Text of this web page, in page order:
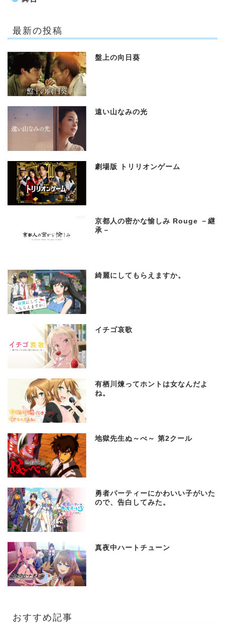
最新の投稿
盤上の向日葵
遠い山なみの光
劇場版 トリリオンゲーム
京都人の密かな愉しみ Rouge －継
承－
綺麗にしてもらえますか。
イチゴ哀歌
有栖川煉ってホントは女なんだよ
ね。
地獄先生ぬ～べ～ 第2クール
勇者パーティーにかわいい子がいた
ので、告白してみた。
真夜中ハートチューン
おすすめ記事